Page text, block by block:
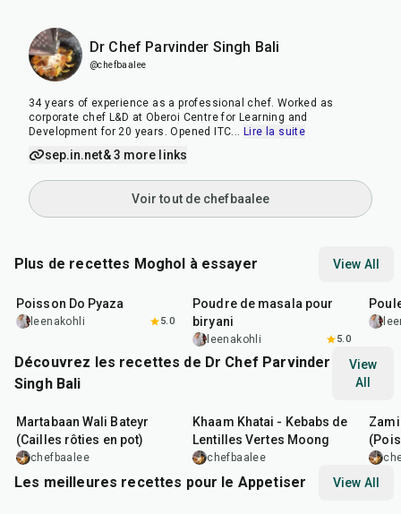
Dr Chef Parvinder Singh Bali
@chefbaalee
34 years of experience as a professional chef. Worked as
corporate chef L&D at Oberoi Centre for Learning and
Development for 20 years. Opened ITC... Lire la suite
sep.in.net& 3 more links
Voir tout de chefbaalee
Plus de recettes Moghol à essayer View All
Poisson Do Pyaza
leenakohli 5.0
Poudre de masala pour
biryani
leenakohli 5.0
Découvrez les recettes de Dr Chef Parvinder
Singh Bali
View
All
2hr
Martabaan Wali Bateyr
(Cailles rôties en pot)
chefbaalee
Khaam Khatai - Kebabs de
Lentilles Vertes Moong
chefbaalee
Les meilleures recettes pour le Appetiser View All